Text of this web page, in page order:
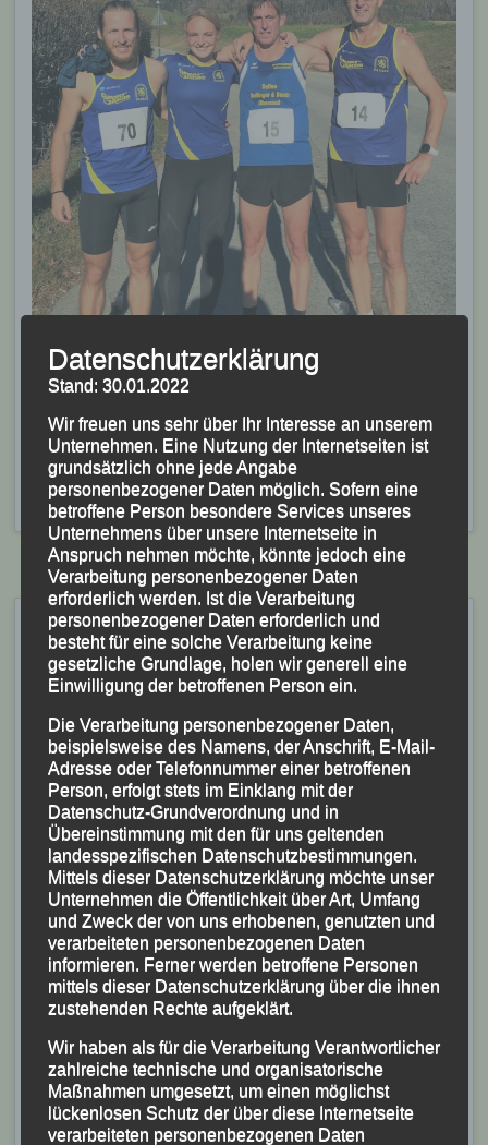
Vogel, Sascha Jäger und Manfred Ammerl
VeröffentlichtinAktuelles,Archiv 2021 |Markiert mit
Freudenseelauf,Hauzenberg,Jana Vogel Johannes
Kelnberger
20. Dreiburgen – Marathon –
Thurmansbang, 16. Oktober
2021
Veröffentlicht am16. Oktober 2021vonlgpassau
Sabrina Prager schnellste Frau auf
der 12-km-Distanz.
– LG-Team mit sechs Mal Gold –
Datenschutzerklärung
Stand: 30.01.2022
Wir freuen uns sehr über Ihr Interesse an unserem
Unternehmen. Eine Nutzung der Internetseiten ist
grundsätzlich ohne jede Angabe
personenbezogener Daten möglich. Sofern eine
betroffene Person besondere Services unseres
Unternehmens über unsere Internetseite in
Anspruch nehmen möchte, könnte jedoch eine
Verarbeitung personenbezogener Daten
erforderlich werden. Ist die Verarbeitung
personenbezogener Daten erforderlich und
besteht für eine solche Verarbeitung keine
gesetzliche Grundlage, holen wir generell eine
Einwilligung der betroffenen Person ein.
Die Verarbeitung personenbezogener Daten,
beispielsweise des Namens, der Anschrift, E-Mail-
Adresse oder Telefonnummer einer betroffenen
Person, erfolgt stets im Einklang mit der
Datenschutz-Grundverordnung und in
Übereinstimmung mit den für uns geltenden
landesspezifischen Datenschutzbestimmungen.
Mittels dieser Datenschutzerklärung möchte unser
Unternehmen die Öffentlichkeit über Art, Umfang
und Zweck der von uns erhobenen, genutzten und
verarbeiteten personenbezogenen Daten
informieren. Ferner werden betroffene Personen
mittels dieser Datenschutzerklärung über die ihnen
zustehenden Rechte aufgeklärt.
Wir haben als für die Verarbeitung Verantwortlicher
zahlreiche technische und organisatorische
Maßnahmen umgesetzt, um einen möglichst
lückenlosen Schutz der über diese Internetseite
verarbeiteten personenbezogenen Daten